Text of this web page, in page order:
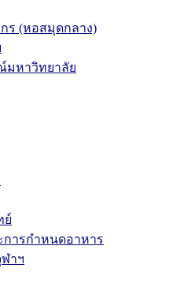
ร (หอสมุดกลาง)
มหาวิทยาลัย
ย์
ารกำหนดอาหาร
าฯ